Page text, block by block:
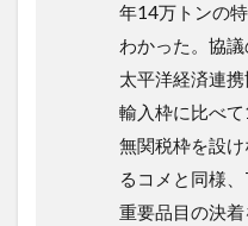
年14万トンの
わかった。協
太平洋経済連
輸入枠に比べ
無関税枠を設
るコメと同様
重要品目の決着